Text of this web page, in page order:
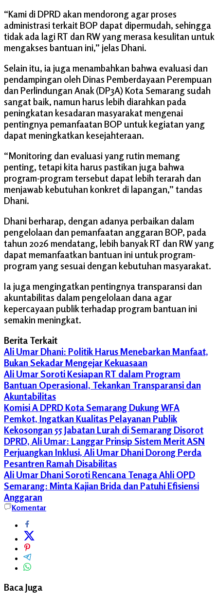
“Kami di DPRD akan mendorong agar proses
administrasi terkait BOP dapat dipermudah, sehingga
tidak ada lagi RT dan RW yang merasa kesulitan untuk
mengakses bantuan ini,” jelas Dhani.
Selain itu, ia juga menambahkan bahwa evaluasi dan
pendampingan oleh Dinas Pemberdayaan Perempuan
dan Perlindungan Anak (DP3A) Kota Semarang sudah
sangat baik, namun harus lebih diarahkan pada
peningkatan kesadaran masyarakat mengenai
pentingnya pemanfaatan BOP untuk kegiatan yang
dapat meningkatkan kesejahteraan.
“Monitoring dan evaluasi yang rutin memang
penting, tetapi kita harus pastikan juga bahwa
program-program tersebut dapat lebih terarah dan
menjawab kebutuhan konkret di lapangan,” tandas
Dhani.
Dhani berharap, dengan adanya perbaikan dalam
pengelolaan dan pemanfaatan anggaran BOP, pada
tahun 2026 mendatang, lebih banyak RT dan RW yang
dapat memanfaatkan bantuan ini untuk program-
program yang sesuai dengan kebutuhan masyarakat.
Ia juga mengingatkan pentingnya transparansi dan
akuntabilitas dalam pengelolaan dana agar
kepercayaan publik terhadap program bantuan ini
semakin meningkat.
Berita Terkait
Ali Umar Dhani: Politik Harus Menebarkan Manfaat,
Bukan Sekadar Mengejar Kekuasaan
Ali Umar Soroti Kesiapan RT dalam Program
Bantuan Operasional, Tekankan Transparansi dan
Akuntabilitas
Komisi A DPRD Kota Semarang Dukung WFA
Pemkot, Ingatkan Kualitas Pelayanan Publik
Kekosongan 55 Jabatan Lurah di Semarang Disorot
DPRD, Ali Umar: Langgar Prinsip Sistem Merit ASN
Perjuangkan Inklusi, Ali Umar Dhani Dorong Perda
Pesantren Ramah Disabilitas
Ali Umar Dhani Soroti Rencana Tenaga Ahli OPD
Semarang: Minta Kajian Brida dan Patuhi Efisiensi
Anggaran
Ali
Dhani
Anggaran
Kota
Komentar
Baca Juga